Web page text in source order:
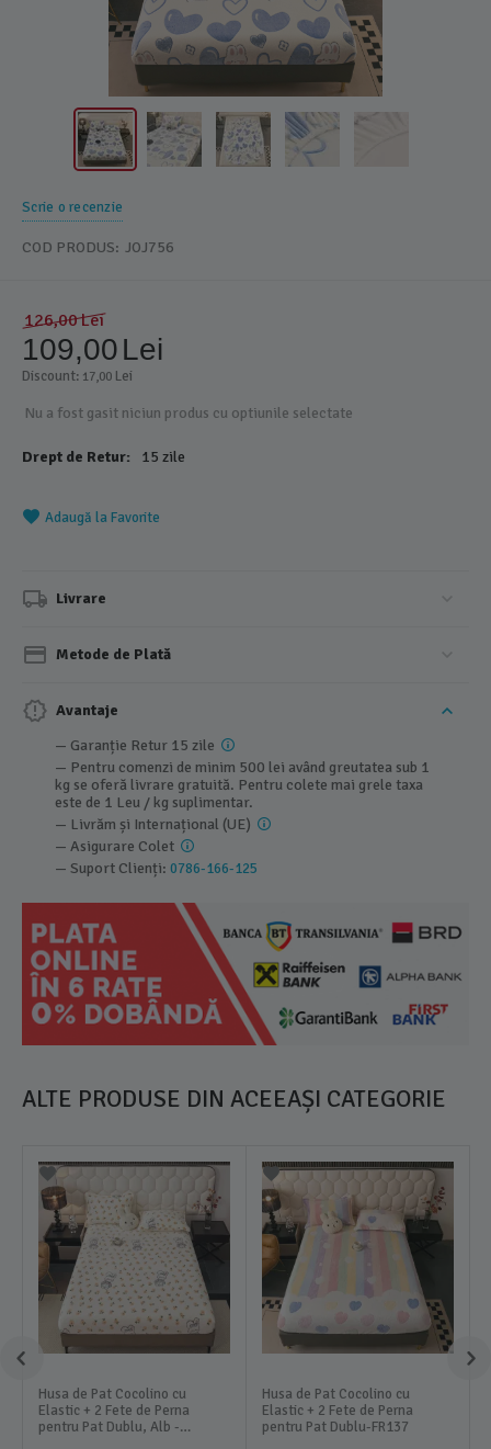
Scrie o recenzie
COD PRODUS: JOJ756
126,00Lei
109,00Lei
Discount: 17,00 Lei
Nu a fost gasit niciun produs cu optiunile selectate
Drept de Retur: 15 zile
Adaugă la Favorite
Livrare
Metode de Plată
Avantaje
— Garanție Retur 15 zile
— Pentru comenzi de minim 500 lei având greutatea sub 1
kg se oferă livrare gratuită. Pentru colete mai grele taxa
este de 1 Leu / kg suplimentar.
— Livrăm și Internațional (UE)
— Asigurare Colet
— Suport Clienți:0786-166-125
ALTE PRODUSE DIN ACEEAȘI CATEGORIE
Husa de Pat Cocolino cu
Elastic + 2 Fete de Perna
pentru Pat Dublu, Alb -
Husa de Pat Cocolino cu
Elastic + 2 Fete de Perna
pentru Pat Dublu-FR137